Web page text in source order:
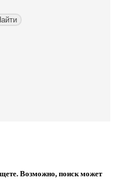
Возможно, поиск может